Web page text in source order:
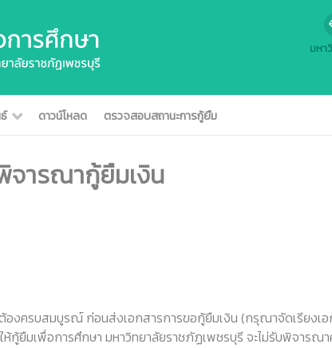
มหา
ดาวน์โหลด ตรวจสอบสถานะการกู้ยืม
จารณากู้ยืมเงิน
งครบสมบูรณ์ ก่อนส่งเอกสารการขอกู้ยืมเงิน (กรุณาจัดเรียงเ
ยืมเพื่อการศึกษา มหาวิทยาลัยราชภัฏเพชรบุรี จะไม่รับพิจารณ